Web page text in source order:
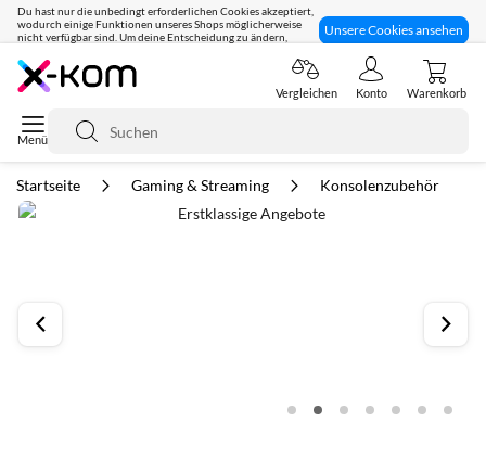
Du hast nur die unbedingt erforderlichen Cookies akzeptiert,
wodurch einige Funktionen unseres Shops möglicherweise
nicht verfügbar sind. Um deine Entscheidung zu ändern,
Unsere Cookies ansehen
Seit 8 Jahren für dich da!
Suche
Vergleichen Konto Warenkorb
Startseite Gaming & Streaming Konsolenzubehör